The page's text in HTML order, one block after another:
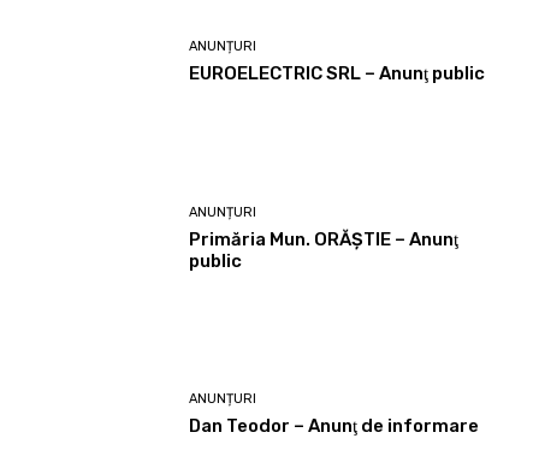
ANUNȚURI
EUROELECTRIC SRL – Anunţ public
ANUNȚURI
Primăria Mun. ORĂȘTIE – Anunţ
public
ANUNȚURI
Dan Teodor – Anunţ de informare